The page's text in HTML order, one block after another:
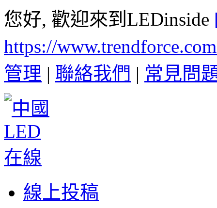
您好, 歡迎來到LEDinside
https://
管理 | 聯絡我們 | 常見問
線上投稿